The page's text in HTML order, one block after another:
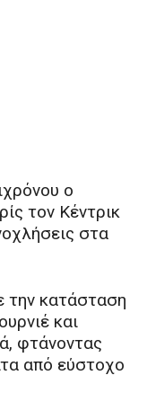
ο
τον Κέντρικ
στα
την κατάσταση
και
φτάνοντας
από εύστοχο